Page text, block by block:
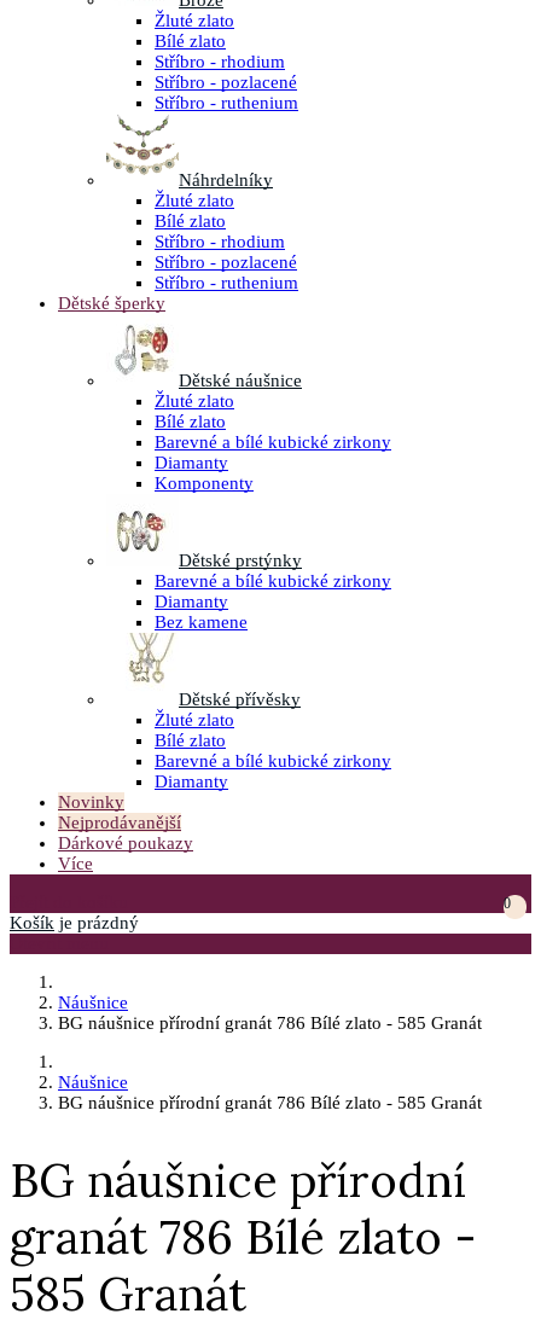
Žluté zlato
Bílé zlato
Stříbro - rhodium
Stříbro - pozlacené
Stříbro - ruthenium
Náhrdelníky
Žluté zlato
Bílé zlato
Stříbro - rhodium
Stříbro - pozlacené
Stříbro - ruthenium
Dětské šperky
Dětské náušnice
Žluté zlato
Bílé zlato
Barevné a bílé kubické zirkony
Diamanty
Komponenty
Dětské prstýnky
Barevné a bílé kubické zirkony
Diamanty
Bez kamene
Dětské přívěsky
Žluté zlato
Bílé zlato
Barevné a bílé kubické zirkony
Diamanty
Novinky
Nejprodávanější
Dárkové poukazy
Více
0
Košík je prázdný
Náušnice
BG náušnice přírodní granát 786 Bílé zlato - 585 Granát
Náušnice
BG náušnice přírodní granát 786 Bílé zlato - 585 Granát
BG náušnice přírodní
granát 786 Bílé zlato -
585 Granát